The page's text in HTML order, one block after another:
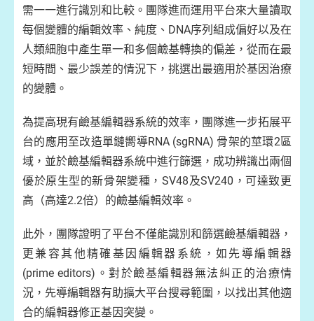
需一一進行識別和比較。團隊進而運用平台來大量讀取
每個變體的編輯效率、純度、DNA序列組成偏好以及在
人類細胞中產生單一和多個鹼基轉換的偏差，從而在最
短時間、最少誤差的情況下，挑選出最適用於基因治療
的變體。
為提高現有鹼基編輯器系統的效率，團隊進一步拓展平
台的應用至改造單鏈嚮導RNA (sgRNA) 骨架的莖環2區
域，並於鹼基編輯器系統中進行篩選，成功辨識出兩個
優於原生型的新骨架變種，SV48及SV240，可達致更
高（高達2.2倍）的鹼基編輯效率。
此外，團隊證明了平台不僅能識別和篩選鹼基編輯器，
更兼容其他精確基因編輯器系統，如先導編輯器
(prime editors)。對於鹼基編輯器無法糾正的治療情
況，先導編輯器有助擴大平台搜尋範圍，以找出其他適
合的編輯器修正基因突變。